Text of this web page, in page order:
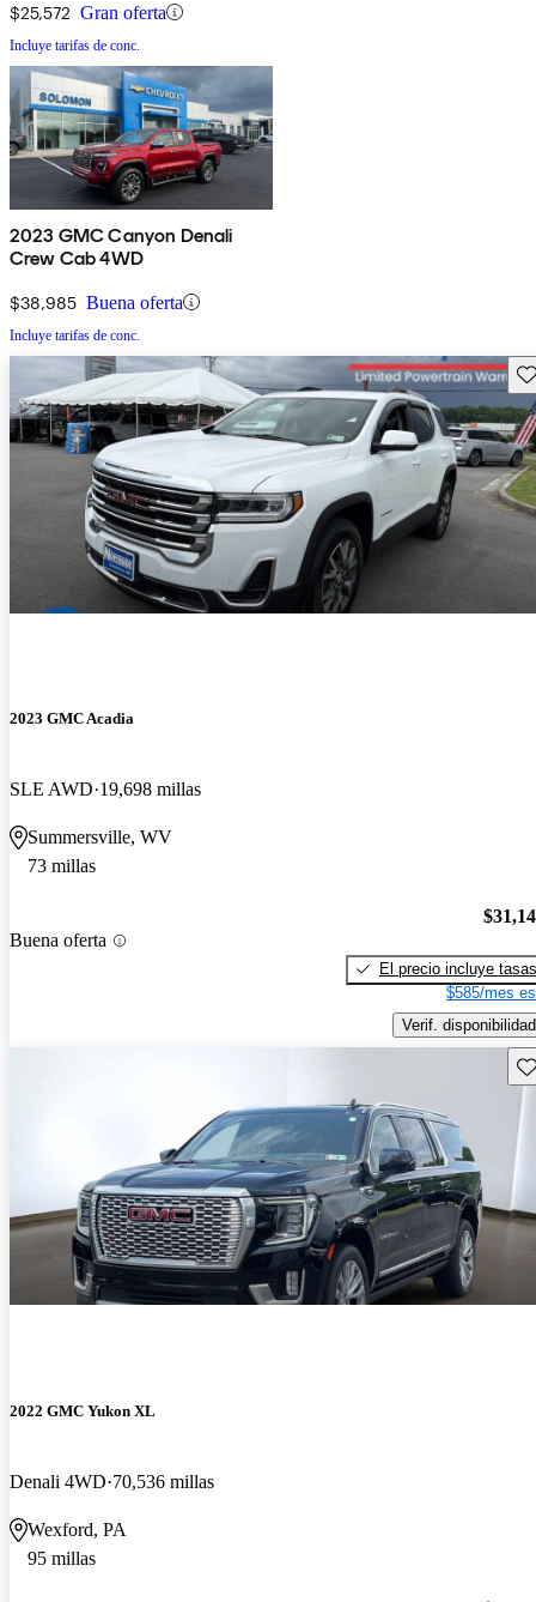
$25,572 Gran oferta
Incluye tarifas de conc.
2023 GMC Canyon Denali
Crew Cab 4WD
$38,985 Buena oferta
Incluye tarifas de conc.
2023 GMC Acadia
SLE AWD 19,698 millas
Summersville, WV
73 millas
Buena oferta
El precio incluye tasas
$585/mes
Verif. disponibilidad
2022 GMC Yukon XL
Denali 4WD 70,536 millas
Wexford, PA
95 millas